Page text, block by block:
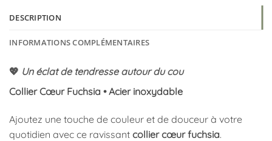
DESCRIPTION
INFORMATIONS COMPLÉMENTAIRES
💖 Un éclat de tendresse autour du cou
Collier Cœur Fuchsia • Acier inoxydable
Ajoutez une touche de couleur et de douceur à votre
quotidien avec ce ravissant collier cœur fuchsia.